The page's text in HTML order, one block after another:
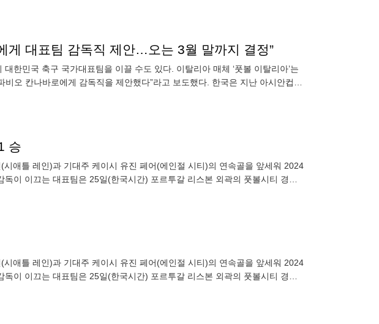
게 대표팀 감독직 제안…오는 3월 말까지 결정”
한민국 축구 국가대표팀을 이끌 수도 있다. 이탈리아 매체 ‘풋볼 이탈리아’는
오 칸나바로에게 감독직을 제안했다”라고 보도했다. 한국은 지난 아시안컵에
승
애틀 레인)과 기대주 케이시 유진 페어(에인절 시티)의 연속골을 앞세워 2024
이 이끄는 대표팀은 25일(한국시간) 포르투갈 리스본 외곽의 풋볼시티 경기
애틀 레인)과 기대주 케이시 유진 페어(에인절 시티)의 연속골을 앞세워 2024
이 이끄는 대표팀은 25일(한국시간) 포르투갈 리스본 외곽의 풋볼시티 경기